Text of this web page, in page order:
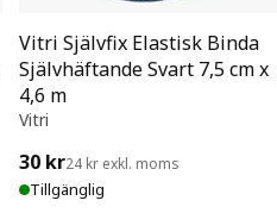
Vitri Självfix Elastisk Binda
Självhäftande Svart 7,5 cm x
4,6 m
Vitri
30 kr24 kr exkl. moms
Tillgänglig